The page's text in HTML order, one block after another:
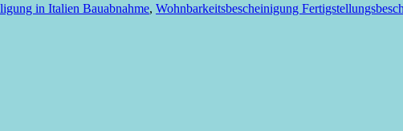
in Italien Bauabnahme, Wohnbarkeitsbescheinigung